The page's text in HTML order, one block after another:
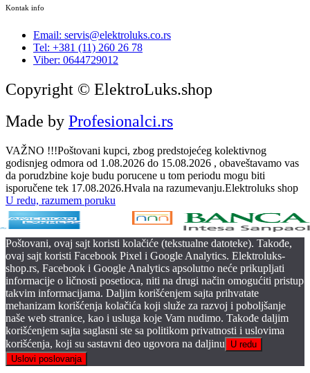
Kontak info
Email: servis@elektroluks.co.rs
Tel: +381 (11) 260 26 78
Viber: 0644729012
Copyright © ElektroLuks.shop
Made by Profesionalci.rs
VAŽNO !!!Poštovani kupci, zbog predstojećeg kolektivnog
godisnjeg odmora od 1.08.2026 do 15.08.2026 , obaveštavamo vas
da porudzbine koje budu porucene u tom periodu mogu biti
isporučene tek 17.08.2026.Hvala na razumevanju.Elektroluks shop
U redu, razumem poruku
Poštovani, ovaj sajt koristi kolačiće (tekstualne datoteke). Takođe,
ovaj sajt koristi Facebook Pixel i Google Analytics. Elektroluks-
shop.rs, Facebook i Google Analytics apsolutno neće prikupljati
informacije o ličnosti posetioca, niti na drugi način omogućiti pristup
takvim informacijama. Daljim korišćenjem sajta prihvatate
mehanizam korišćenja kolačića koji služe za razvoj i poboljšanje
naše web stranice, kao i usluga koje Vam nudimo. Takođe daljim
korišćenjem sajta saglasni ste sa politikom privatnosti i uslovima
korišćenja, koji su sastavni deo ugovora na daljinu
U redu
Uslovi poslovanja